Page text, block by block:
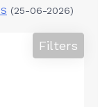
(25-06-2026)
Filters